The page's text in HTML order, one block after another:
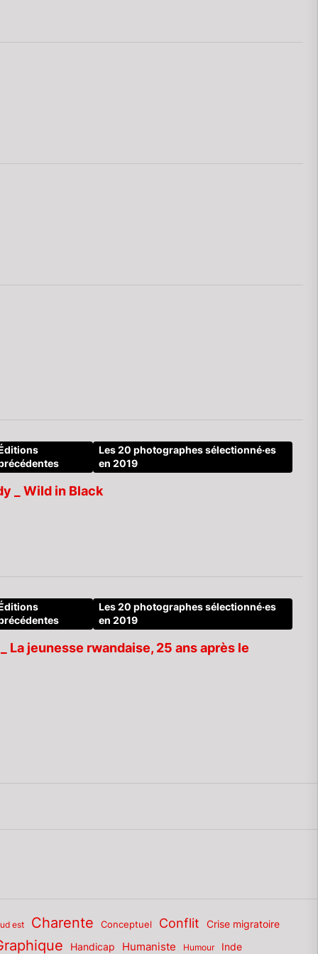
Les 20 photographes sélectionné·es
en 2019
_ Wild in Black
Les 20 photographes sélectionné·es
en 2019
La jeunesse rwandaise, 25 ans après le
est Charente Conceptuel Conflit Crise migratoire
Handicap Humaniste Humour Inde